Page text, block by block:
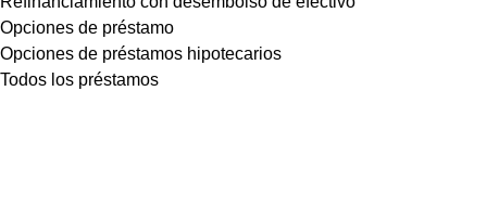
Opciones de préstamo
Opciones de préstamos hipotecarios
Todos los préstamos